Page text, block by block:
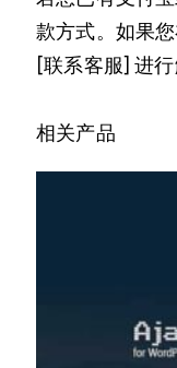
款方式。如果
[联系客服] 进
相关产品